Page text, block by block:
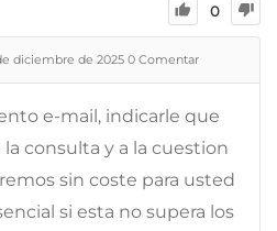
0
diciembre de 2025 0 Comentar
e-mail, indicarle que
consulta y a la cuestion
sin coste para usted
si esta no supera los